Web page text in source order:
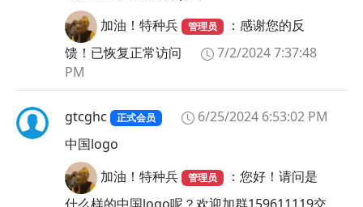
加油！特种兵
管理员
：感谢您的反
馈！已恢复正常访问
7/2/2024 7:37:48
PM
gtcghc 正式会员
6/25/2024 6:53:02 PM
中国logo
加油！特种兵
管理员
：您好！请问是